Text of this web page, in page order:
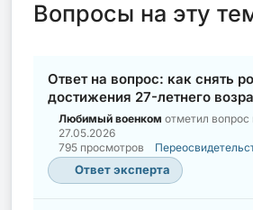
Вопросы на эту
Ответ на вопрос: как снять
достижения 27-летнего
Любимый военком отметил
27.05.2026
795 просмотров
Ответ эксперта